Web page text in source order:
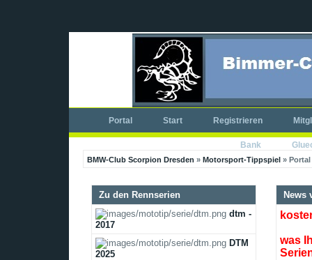
Portal Start Registrieren
Bank
BMW-Club Scorpion Dresden » Motorsport-Tippspiel » Portal
Zu den Rennserien
dtm -
2017
DTM
2025
News
was